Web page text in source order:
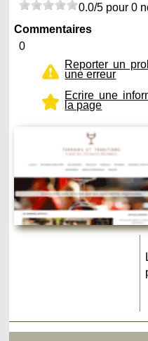
0.0/5 pour 0
Commentaires
0
Reporter un
une erreur
Ecrire une
la page